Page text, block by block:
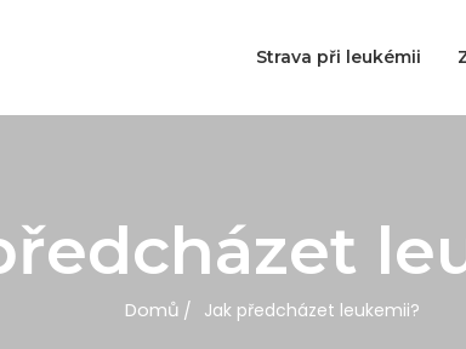
Strava při leukémii
Domů Jak předcházet leukemii?